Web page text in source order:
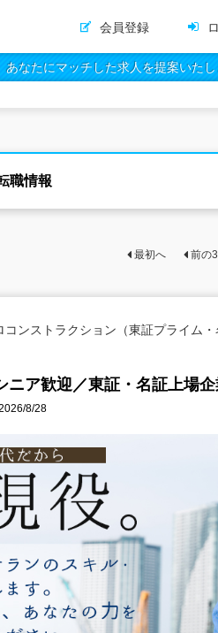
会員登録
なたにマッチした求人を提案いたし
職情報
最初へ 前の
コンストラクション（東証プライム
ア歓迎／東証・名証上場
8/28